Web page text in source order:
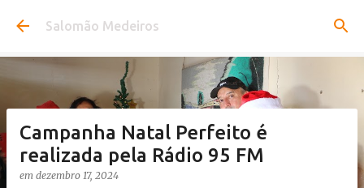
Pular para o conteúdo principal
Salomão Medeiros
Campanha Natal Perfeito é
realizada pela Rádio 95 FM
em dezembro 17, 2024